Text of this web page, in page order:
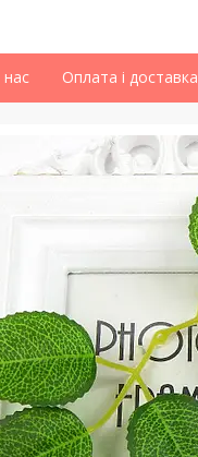
Оплата і доставка